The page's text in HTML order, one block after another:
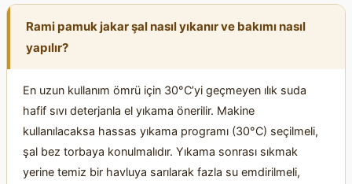
Rami pamuk jakar şal nasıl yıkanır ve bakımı nasıl
yapılır?
En uzun kullanım ömrü için 30°C’yi geçmeyen ılık suda
hafif sıvı deterjanla el yıkama önerilir. Makine
kullanılacaksa hassas yıkama programı (30°C) seçilmeli,
şal bez torbaya konulmalıdır. Yıkama sonrası sıkmak
yerine temiz bir havluya sarılarak fazla su emdirilmeli,